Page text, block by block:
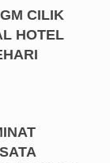
CILIK
HOTEL